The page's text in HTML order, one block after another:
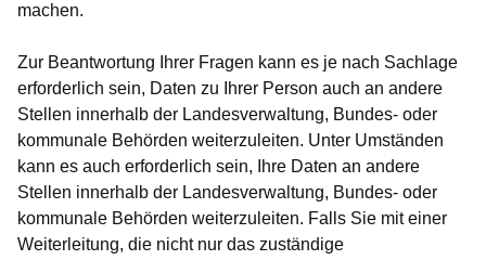
machen.
Zur Beantwortung Ihrer Fragen kann es je nach Sachlage
erforderlich sein, Daten zu Ihrer Person auch an andere
Stellen innerhalb der Landesverwaltung, Bundes- oder
kommunale Behörden weiterzuleiten. Unter Umständen
kann es auch erforderlich sein, Ihre Daten an andere
Stellen innerhalb der Landesverwaltung, Bundes- oder
kommunale Behörden weiterzuleiten. Falls Sie mit einer
Weiterleitung, die nicht nur das zuständige